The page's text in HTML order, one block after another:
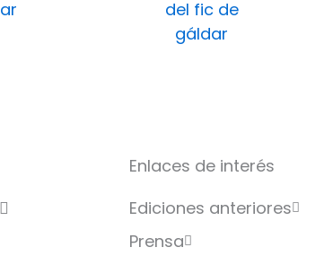
Enlaces de interés
Ediciones anteriores
Prensa